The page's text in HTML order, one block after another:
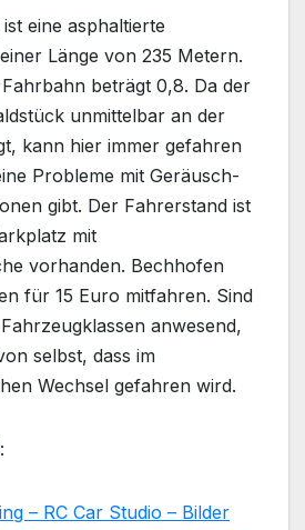
eine asphaltierte
Länge von 235 Metern.
beträgt 0,8. Da der
unmittelbar an der
kann hier immer gefahren
Probleme mit Geräusch-
gibt. Der Fahrerstand ist
mit
vorhanden. Bechhofen
für 15 Euro mitfahren. Sind
anwesend,
selbst, dass im
Wechsel gefahren wird.
– RC Car Studio – Bilder